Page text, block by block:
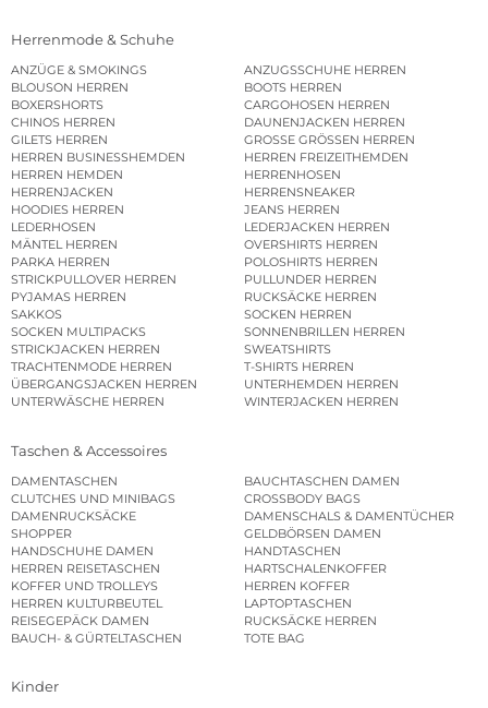
Herrenmode & Schuhe
ANZÜGE & SMOKINGS
ANZUGSSCHUHE HERREN
BLOUSON HERREN
BOOTS HERREN
BOXERSHORTS
CARGOHOSEN HERREN
CHINOS HERREN
DAUNENJACKEN HERREN
GILETS HERREN
GROSSE GRÖSSEN HERREN
HERREN BUSINESSHEMDEN
HERREN FREIZEITHEMDEN
HERREN HEMDEN
HERRENHOSEN
HERRENJACKEN
HERRENSNEAKER
HOODIES HERREN
JEANS HERREN
LEDERHOSEN
LEDERJACKEN HERREN
MÄNTEL HERREN
OVERSHIRTS HERREN
PARKA HERREN
POLOSHIRTS HERREN
STRICKPULLOVER HERREN
PULLUNDER HERREN
PYJAMAS HERREN
RUCKSÄCKE HERREN
SAKKOS
SOCKEN HERREN
SOCKEN MULTIPACKS
SONNENBRILLEN HERREN
STRICKJACKEN HERREN
SWEATSHIRTS
TRACHTENMODE HERREN
T-SHIRTS HERREN
ÜBERGANGSJACKEN HERREN
UNTERHEMDEN HERREN
UNTERWÄSCHE HERREN
WINTERJACKEN HERREN
Taschen & Accessoires
DAMENTASCHEN
BAUCHTASCHEN DAMEN
CLUTCHES UND MINIBAGS
CROSSBODY BAGS
DAMENRUCKSÄCKE
DAMENSCHALS & DAMENTÜCHER
SHOPPER
GELDBÖRSEN DAMEN
HANDSCHUHE DAMEN
HANDTASCHEN
HERREN REISETASCHEN
HARTSCHALENKOFFER
KOFFER UND TROLLEYS
HERREN KOFFER
HERREN KULTURBEUTEL
LAPTOPTASCHEN
REISEGEPÄCK DAMEN
RUCKSÄCKE HERREN
BAUCH- & GÜRTELTASCHEN
TOTE BAG
Kinder